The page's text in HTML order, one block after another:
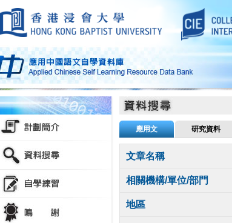
應用文 研究資料
文章名稱
相關機構/單位/部門
地區